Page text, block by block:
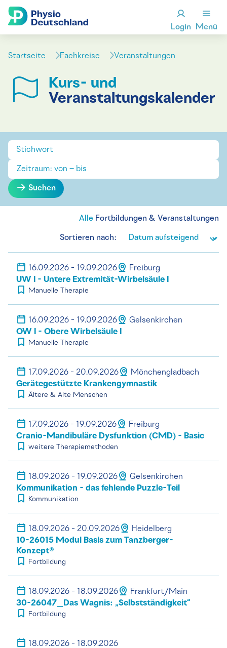
Login Menü
Startseite Fachkreise Veranstaltungen
Kurs- und
Veranstaltungskalender
Suchen
Alle Fortbildungen & Veranstaltungen
Sortieren nach:
16.09.2026 - 19.09.2026 Freiburg
UW I - Untere Extremität-Wirbelsäule I
Manuelle Therapie
16.09.2026 - 19.09.2026 Gelsenkirchen
OW I - Obere Wirbelsäule I
Manuelle Therapie
17.09.2026 - 20.09.2026 Mönchengladbach
Gerätegestützte Krankengymnastik
Ältere & Alte Menschen
17.09.2026 - 19.09.2026 Freiburg
Cranio-Mandibuläre Dysfunktion (CMD) - Basic
weitere Therapiemethoden
18.09.2026 - 19.09.2026 Gelsenkirchen
Kommunikation - das fehlende Puzzle-Teil
Kommunikation
18.09.2026 - 20.09.2026 Heidelberg
10-26015 Modul Basis zum Tanzberger-
Konzept®
Fortbildung
18.09.2026 - 18.09.2026 Frankfurt/Main
30-26047_Das Wagnis: „Selbstständigkeit“
Fortbildung
18.09.2026 - 18.09.2026